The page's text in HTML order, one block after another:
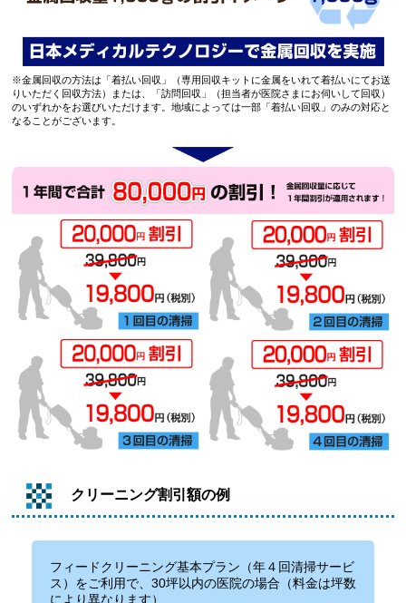
※金属回収の方法は「着払い回収」（専用回収キットに金属をいれて着払いにてお送
りいただく回収方法）または、「訪問回収」（担当者が医院さまにお伺いして回収）
のいずれかをお選びいただけます。地域によっては一部「着払い回収」のみの対応と
なることがございます。
クリーニング割引額の例
フィードクリーニング基本プラン（年４回清掃サービ
ス）をご利用で、30坪以内の医院の場合（料金は坪数
により異なります）